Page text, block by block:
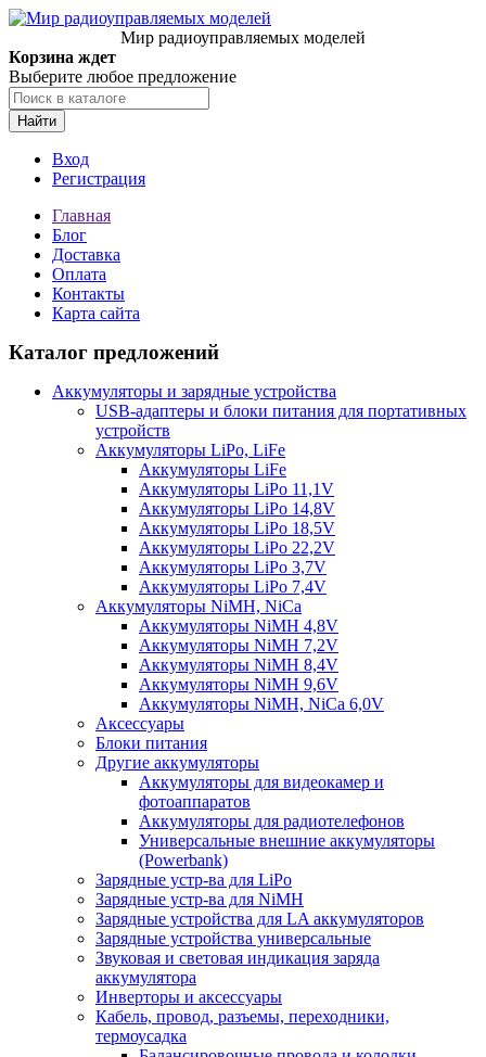
Мир радиоуправляемых моделей
Корзина ждет
Выберите любое предложение
Найти
Вход
Регистрация
Главная
Блог
Доставка
Оплата
Контакты
Карта сайта
Каталог предложений
Аккумуляторы и зарядные устройства
USB-адаптеры и блоки питания для портативных
устройств
Аккумуляторы LiPo, LiFe
Аккумуляторы LiFe
Аккумуляторы LiPo 11,1V
Аккумуляторы LiPo 14,8V
Аккумуляторы LiPo 18,5V
Аккумуляторы LiPo 22,2V
Аккумуляторы LiPo 3,7V
Аккумуляторы LiPo 7,4V
Аккумуляторы NiMH, NiCa
Аккумуляторы NiMH 4,8V
Аккумуляторы NiMH 7,2V
Аккумуляторы NiMH 8,4V
Аккумуляторы NiMH 9,6V
Аккумуляторы NiMH, NiCa 6,0V
Аксессуары
Блоки питания
Другие аккумуляторы
Аккумуляторы для видеокамер и
фотоаппаратов
Аккумуляторы для радиотелефонов
Универсальные внешние аккумуляторы
(Powerbank)
Зарядные устр-ва для LiPo
Зарядные устр-ва для NiMH
Зарядные устройства для LA аккумуляторов
Зарядные устройства универсальные
Звуковая и световая индикация заряда
аккумулятора
Инверторы и аксессуары
Кабель, провод, разъемы, переходники,
термоусадка